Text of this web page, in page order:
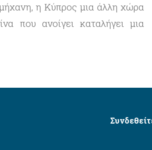
η Κύπρος μια άλλη χώρα
που ανοίγει καταλήγει μια